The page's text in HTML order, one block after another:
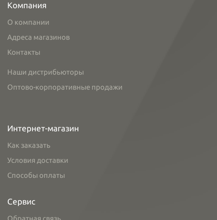
Компания
О компании
Адреса магазинов
Контакты
Наши дистрибьюторы
Оптово-корпоративные продажи
Интернет-магазин
Как заказать
Условия доставки
Способы оплаты
Сервис
Обратная связь